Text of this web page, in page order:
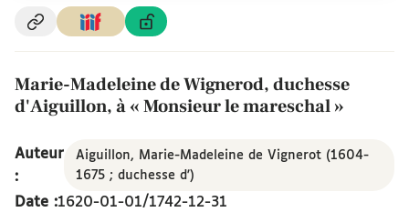
Marie-Madeleine de Wignerod, duchesse
d'Aiguillon, à « Monsieur le mareschal »
Auteur
:
Aiguillon, Marie-Madeleine de Vignerot (1604-
1675 ; duchesse d')
Date :1620-01-01/1742-12-31